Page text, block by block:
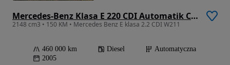
Mercedes-Benz Klasa E 220 CDI Automatik Classic
2148 cm3 • 150 KM • Mercedes Benz E klasa 2.2 CDI W211
460 000 km Diesel
Automatyczna
2005